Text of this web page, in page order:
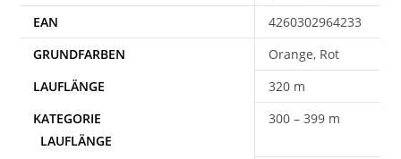
EAN
4260302964233
Orange, Rot
320 m
300 – 399 m